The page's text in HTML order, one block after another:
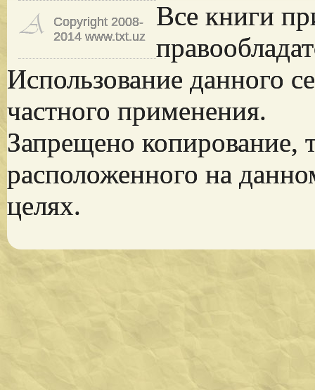
Copyright 2008-
2014 www.txt.uz
Все книги
Использование данного
частного применения.
Запрещено копирование,
расположенного на
целях.